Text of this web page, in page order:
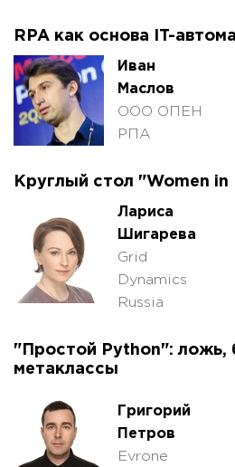
RPA как основа IT-
Иван
Маслов
ООО ОПЕН
РПА
Круглый стол "Women in
Лариса
Шигарева
Grid
Dynamics
Russia
"Простой Python": ложь,
метаклассы
Григорий
Петров
Evrone